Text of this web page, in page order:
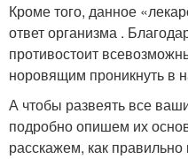
Кроме того, данное
ответ организма .
противостоит
норовящим проникнуть в
А чтобы развеять все
подробно опишем их
расскажем, как правильно